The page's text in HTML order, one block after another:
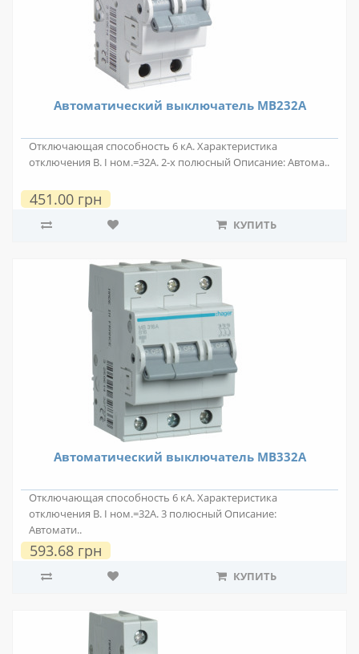
Автоматический выключатель MB232A
Отключающая способность 6 кА. Характеристика
отключения B. I ном.=32А. 2-х полюсный Описание: Автома..
451.00 грн
КУПИТЬ
Автоматический выключатель MB332A
Отключающая способность 6 кА. Характеристика
отключения В. I ном.=32А. 3 полюсный Описание:
Автомати..
593.68 грн
КУПИТЬ